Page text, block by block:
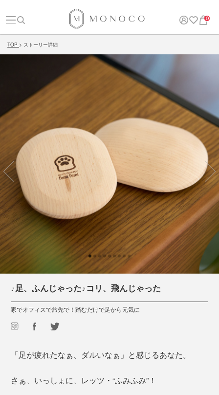
0
TOP ストーリー詳細
♪足、ふんじゃった♪コリ、飛んじゃった
家でオフィスで旅先で！踏むだけで足から元気に
「足が疲れたなぁ、ダルいなぁ」と感じるあなた。
さぁ、いっしょに、レッツ・“ふみふみ”！